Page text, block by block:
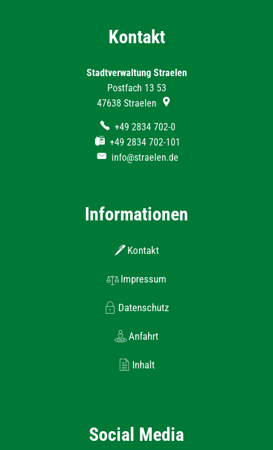
Kontakt
Stadtverwaltung Straelen
Postfach 13 53
47638 Straelen
+49 2834 702-0
+49 2834 702-101
info@straelen.de
Informationen
Kontakt
Impressum
Datenschutz
Anfahrt
Inhalt
Social Media